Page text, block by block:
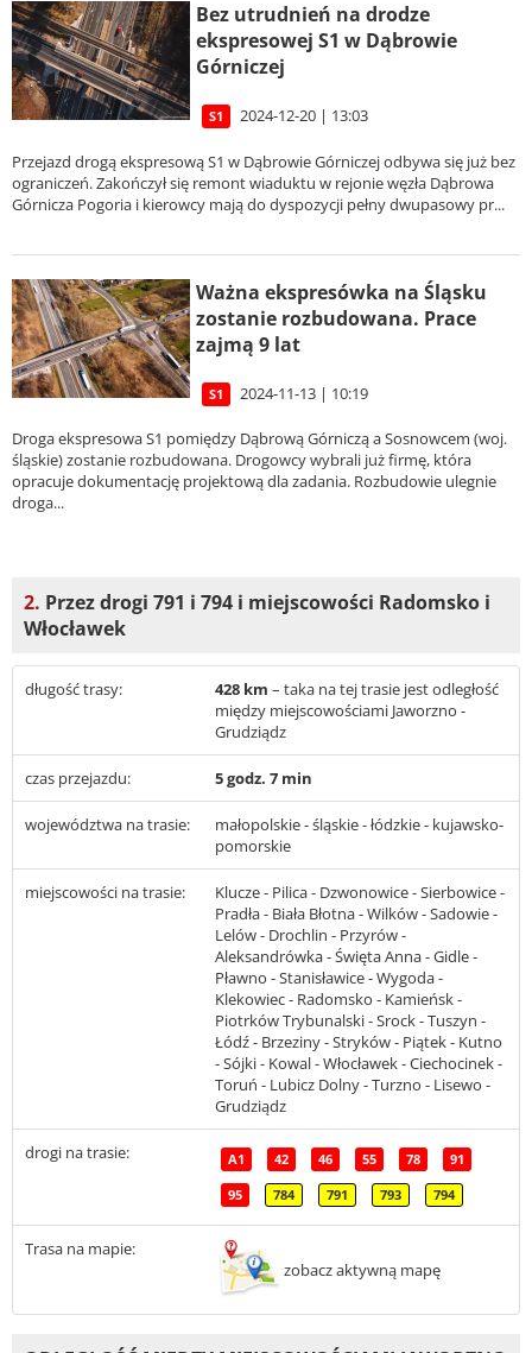
Bez utrudnień na drodze
ekspresowej S1 w Dąbrowie
Górniczej
S1 2024-12-20 | 13:03
Przejazd drogą ekspresową S1 w Dąbrowie Górniczej odbywa się już bez
ograniczeń. Zakończył się remont wiaduktu w rejonie węzła Dąbrowa
Górnicza Pogoria i kierowcy mają do dyspozycji pełny dwupasowy pr...
Ważna ekspresówka na Śląsku
zostanie rozbudowana. Prace
zajmą 9 lat
S1 2024-11-13 | 10:19
Droga ekspresowa S1 pomiędzy Dąbrową Górniczą a Sosnowcem (woj.
śląskie) zostanie rozbudowana. Drogowcy wybrali już firmę, która
opracuje dokumentację projektową dla zadania. Rozbudowie ulegnie
droga...
2. Przez drogi 791 i 794 i miejscowości Radomsko i
Włocławek
długość trasy: 428 km – taka na tej trasie jest odległość
między miejscowościami Jaworzno -
Grudziądz
czas przejazdu: 5 godz. 7 min
województwa na trasie:
małopolskie - śląskie - łódzkie - kujawsko-
pomorskie
miejscowości na trasie:
Klucze - Pilica - Dzwonowice - Sierbowice -
Pradła - Biała Błotna - Wilków - Sadowie -
Lelów - Drochlin - Przyrów -
Aleksandrówka - Święta Anna - Gidle -
Pławno - Stanisławice - Wygoda -
Klekowiec - Radomsko - Kamieńsk -
Piotrków Trybunalski - Srock - Tuszyn -
Łódź - Brzeziny - Stryków - Piątek - Kutno
- Sójki - Kowal - Włocławek - Ciechocinek -
Toruń - Lubicz Dolny - Turzno - Lisewo -
Grudziądz
drogi na trasie: A1 42 46 55 78 91
95 784 791 793 794
Trasa na mapie:
zobacz aktywną mapę